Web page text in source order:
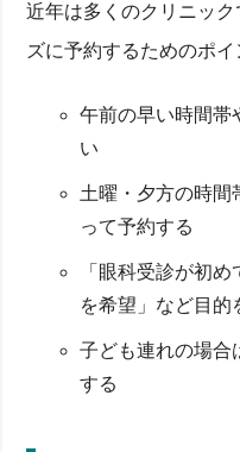
近年は多くのクリニッ
ズに予約するためのポイ
午前の早い時間帯
い
土曜・夕方の時間
って予約する
「眼科受診が初
を希望」など目的
子ども連れの場合
する